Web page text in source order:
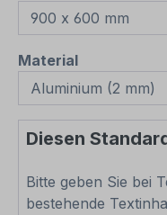
Materialauswählen
Diesen
Bitte geben Sie bei
bestehende